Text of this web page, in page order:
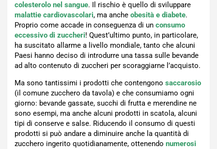
colesterolo nel sangue. Il rischio è quello di sviluppare
malattie cardiovascolari, ma anche obesità e diabete.
Proprio come accade in conseguenza di un consumo
eccessivo di zuccheri! Quest’ultimo punto, in particolare,
ha suscitato allarme a livello mondiale, tanto che alcuni
Paesi hanno deciso di introdurre una tassa sulle bevande
ad alto contenuto di zuccheri per scoraggiarne l’acquisto.
Ma sono tantissimi i prodotti che contengono saccarosio
(il comune zucchero da tavola) e che consumiamo ogni
giorno: bevande gassate, succhi di frutta e merendine ne
sono esempi, ma anche alcuni prodotti in scatola, alcuni
tipi di conserve e salse. Riducendo il consumo di questi
prodotti si può andare a diminuire anche la quantità di
zucchero ingerito quotidianamente, ottenendo numerosi